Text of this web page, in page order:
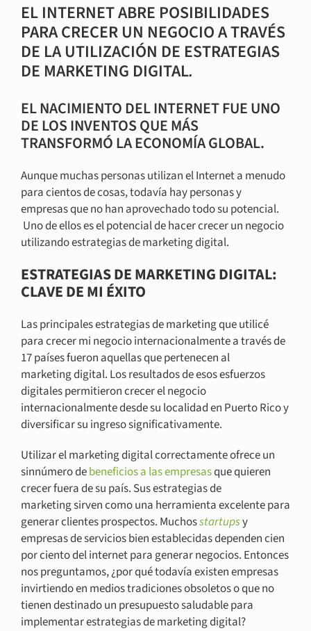
EL INTERNET ABRE POSIBILIDADES
PARA CRECER UN NEGOCIO A TRAVÉS
DE LA UTILIZACIÓN DE ESTRATEGIAS
DE MARKETING DIGITAL.
EL NACIMIENTO DEL INTERNET FUE UNO
DE LOS INVENTOS QUE MÁS
TRANSFORMÓ LA ECONOMÍA GLOBAL.
Aunque muchas personas utilizan el Internet a menudo
para cientos de cosas, todavía hay personas y
empresas que no han aprovechado todo su potencial.
Uno de ellos es el potencial de hacer crecer un negocio
utilizando estrategias de marketing digital.
ESTRATEGIAS DE MARKETING DIGITAL:
CLAVE DE MI ÉXITO
Las principales estrategias de marketing que utilicé
para crecer mi negocio internacionalmente a través de
17 países fueron aquellas que pertenecen al
marketingdigital. Los resultados de esos esfuerzos
digitales permitieron crecer el negocio
internacionalmente desde su localidad en Puerto Rico y
diversificar su ingreso significativamente.
Utilizar el marketing digital correctamente ofrece un
sinnúmero debeneficios a las empresasque quieren
crecer fuera de su país. Sus estrategias de
marketing sirven como una herramienta excelente para
generar clientes prospectos. Muchosstartupsy
empresas de servicios bien establecidas dependen cien
por ciento del internet para generar negocios. Entonces
nos preguntamos, ¿por qué todavía existen empresas
invirtiendo en medios tradiciones obsoletos o que no
tienen destinado un presupuesto saludable para
implementar estrategias de marketing digital?